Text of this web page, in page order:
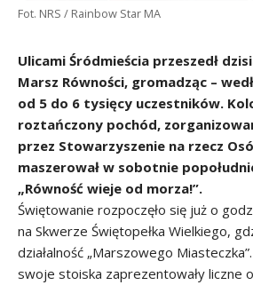
Fot. NRS / Rainbow Star MA
Ulicami Śródmieścia przeszedł
Marsz Równości, gromadząc –
od 5 do 6 tysięcy uczestników.
roztańczony pochód,
przez Stowarzyszenie na rzecz
maszerował w sobotnie
„Równość wieje od morza!”.
Świętowanie rozpoczęło się już o
na Skwerze Świętopełka Wielkiego,
działalność „Marszowego
swoje stoiska zaprezentowały liczne